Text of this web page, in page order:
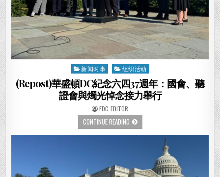
Posted
in
新闻时事 组织活动
(Repost)華盛頓DC紀念六四37週年：國會、聽
證會與燭光悼念接力舉行
AUTHOR:
FDC_EDITOR
CONTINUE READING(REPOST)
華
盛
六
四